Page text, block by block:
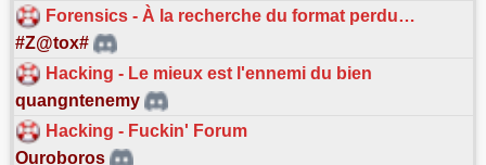
Forensics - À la recherche du format perdu…
#Z@tox#
Hacking - Le mieux est l'ennemi du bien
quangntenemy
Hacking - Fuckin' Forum
Ouroboros